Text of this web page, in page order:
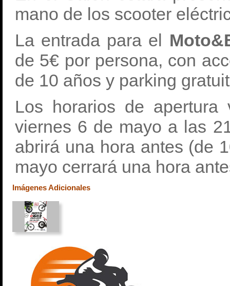
mano de los scooter
La entrada para el
de 5€ por persona, con
de 10 años y parking
Los horarios de
viernes 6 de mayo a las
abrirá una hora antes (de
mayo cerrará una hora
Imágenes Adicionales